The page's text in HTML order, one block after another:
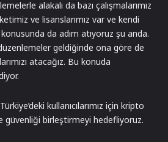
alakalı da bazı çalışmalarımız
ve lisanslarımız var ve kendi
konusunda da adım atıyoruz şu anda.
geldiğinde ona göre de
atacağız. Bu konuda
kullanıcılarımız için kripto
güvenliği birleştirmeyi hedefliyoruz.